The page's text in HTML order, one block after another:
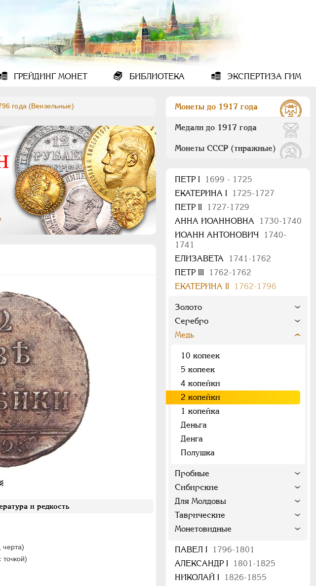
ГРЕЙДИНГМОНЕТ БИБЛИОТЕКА ЭКСПЕРТИЗА ГИМ
года (Вензельные)
и редкость
точкой)
Монеты до 1917 года
Медали до 1917 года
Монеты СССР (тиражные)
ПEТР I
1699 - 1725
ЕКАТЕРИНА I
1725-1727
ПЕТР II
1727-1729
АННА ИОАННОВНА
1730-1740
ИОАНН АНТОНОВИЧ
1740-
1741
ЕЛИЗАВЕТА
1741-1762
ПЕТР III
1762-1762
ЕКАТЕРИНА II
1762-1796
Золото
Серебро
Медь
10 копеек
5 копеек
4 копейки
2 копейки
1 копейка
Деньга
Денга
Полушка
Пробные
Сибирские
Для Молдовы
Таврические
Монетовидные
ПАВЕЛ I
1796-1801
АЛЕКСАНДР I
1801-1825
НИКОЛАЙ I
1826-1855